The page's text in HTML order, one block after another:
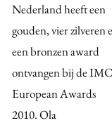
Nederland heeft een
gouden, vier zilveren
een bronzen award
ontvangen bij de IMC
European Awards
2010. Ola